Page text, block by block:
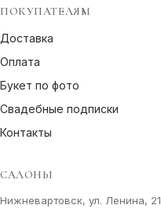
ПОКУПАТЕЛЯМ
Доставка
Оплата
Букет по фото
Свадебные подписки
Контакты
САЛОНЫ
Нижневартовск, ул. Ленина, 21